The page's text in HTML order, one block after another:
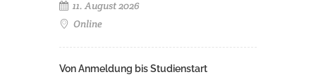
11. August 2026
Online
Von Anmeldung bis Studienstart